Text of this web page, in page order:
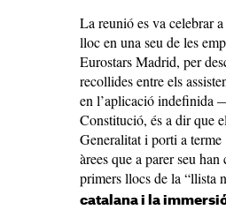
La reunió es va celebrar
lloc en una seu de les
Eurostars Madrid, per
recollides entre els
en l’aplicació indefinida
Constitució, és a dir que
Generalitat i porti a terme
àrees que a parer seu
primers llocs de la “llista
catalana i la